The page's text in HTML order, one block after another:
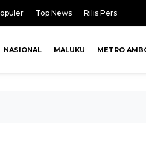
Top News Rilis Pers
NASIONAL MALUKU METRO